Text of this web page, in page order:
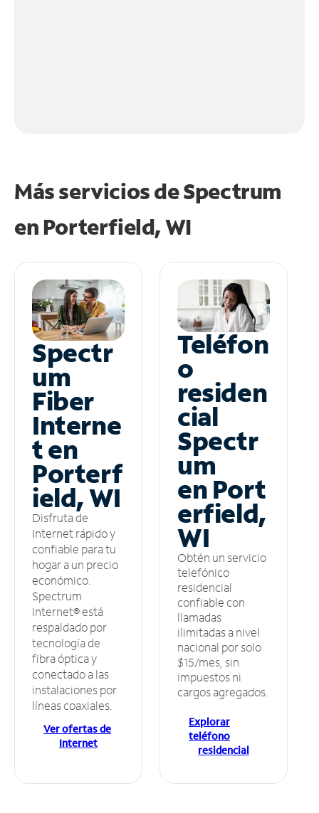
Más servicios de Spectrum
en Porterfield, WI
Spectr
um
Fiber
Interne
t en
Porterf
ield, WI
Disfruta de
Internet rápido y
confiable para tu
hogar a un precio
económico.
Spectrum
Internet® está
respaldado por
tecnología de
fibra óptica y
conectado a las
instalaciones por
líneas coaxiales.
Ver ofertas de
Internet
Teléfon
o
residen
cial
Spectr
um
en Port
erfield,
WI
Obtén un servicio
telefónico
residencial
confiable con
llamadas
ilimitadas a nivel
nacional por solo
$15/mes, sin
impuestos ni
cargos agregados.
Explorar
teléfono
residencial